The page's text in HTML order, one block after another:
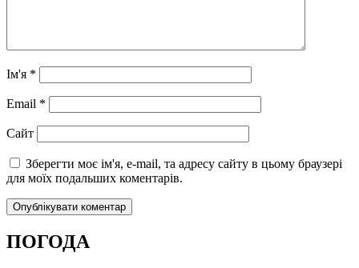
Ім'я *
Email *
Сайт
Зберегти моє ім'я, e-mail, та адресу сайту в цьому браузері
для моїх подальших коментарів.
ПОГОДА